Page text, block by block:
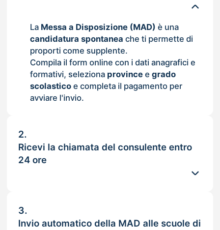
La Messa a Disposizione (MAD) è una
candidatura spontanea che ti permette di
proporti come supplente.
Compila il form online con i dati anagrafici e
formativi, seleziona provincee grado
scolasticoe completa il pagamento per
avviare l'invio.
2.
Ricevi la chiamata del consulente entro
24 ore
3.
Invio automatico della MAD alle scuole di